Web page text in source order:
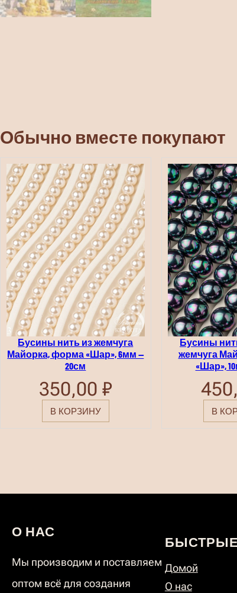
Обычно вместе покупают
Бусины нить из жемчуга
Майорка, форма «Шар», 6мм —
20см
350,00₽
В КОРЗИНУ
Бусины
жемчуга
«Шар»,
В
О НАС
Мы производим и поставляем
оптом всё для создания
Домой
О нас